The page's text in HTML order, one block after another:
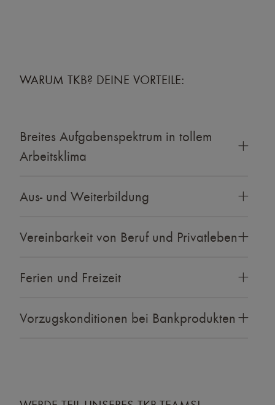
WARUM TKB? DEINE VORTEILE:
Breites Aufgabenspektrum in tollem
Arbeitsklima
Aus- und Weiterbildung
Vereinbarkeit von Beruf und Privatleben
Ferien und Freizeit
Vorzugskonditionen bei Bankprodukten